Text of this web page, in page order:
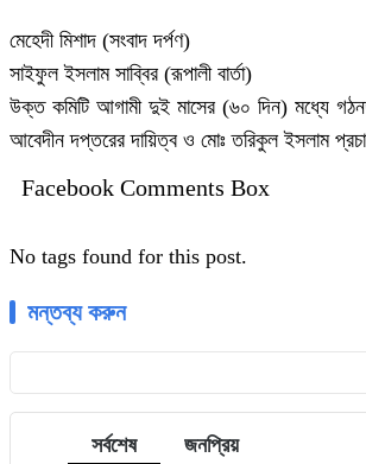
মেহেদী মিশাদ (সংবাদ দর্পণ)
সাইফুল ইসলাম সাব্বির (রূপালী বার্তা)
উক্ত কমিটি আগামী দুই মাসের (৬০ দিন) মধ্যে
আবেদীন দপ্তরের দায়িত্ব ও মোঃ তরিকুল ইসলাম
Facebook Comments Box
No tags found for this post.
মন্তব্য করুন
সর্বশেষ জনপ্রিয়